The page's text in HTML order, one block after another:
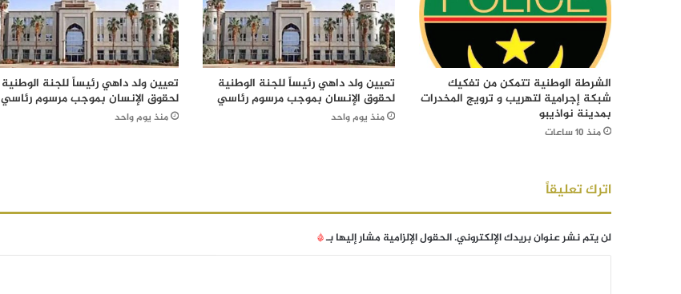
الشرطة الوطنية تتمكن من تفكيك
شبكة إجرامية لتهريب و ترويج المخدرات
بمدينة نواذيبو
منذ 10 ساعات
تعيين ولد داهي رئيساً للجنة الوطنية
لحقوق الإنسان بموجب مرسوم رئاسي
منذ يوم واحد
تعيين ولد داهي رئيساً للجنة الوطنية
لحقوق الإنسان بموجب مرسوم رئاسي
منذ يوم واحد
اترك تعليقاً
لن يتم نشر عنوان بريدك الإلكتروني.الحقول الإلزامية مشار إليها بـ*